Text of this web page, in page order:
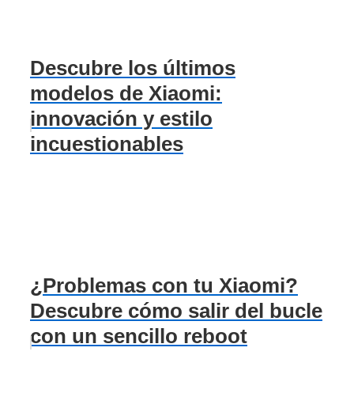
Descubre los últimos
modelos de Xiaomi:
innovación y estilo
incuestionables
¿Problemas con tu Xiaomi?
Descubre cómo salir del bucle
con un sencillo reboot